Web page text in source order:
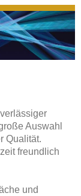
Auswahl
Qualität.
freundlich
und